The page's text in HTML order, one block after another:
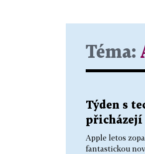
Téma:
Týden s
přicházejí
Apple letos
fantastickou